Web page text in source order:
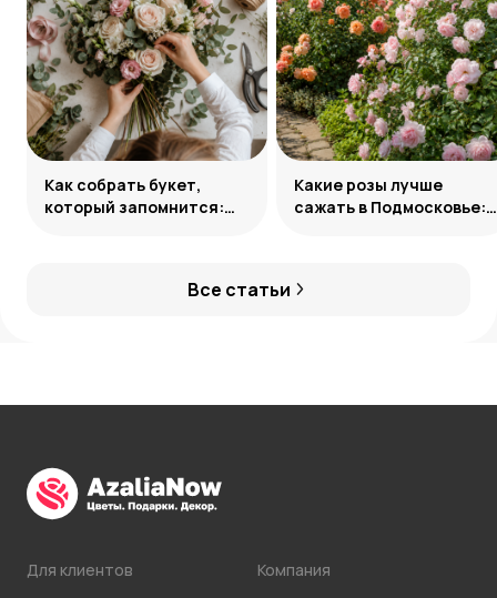
Все статьи
Как собрать букет,
который запомнится:
Какие розы лучше
сажать в Подмосковье:
Для клиентов Компания